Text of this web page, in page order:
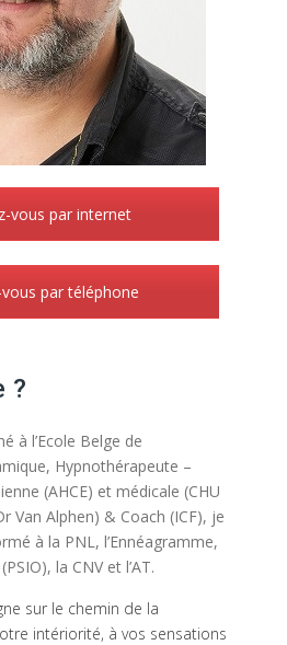
vous par internet
par téléphone
?
à l’Ecole Belge de
Hypnothérapeute –
(AHCE) et médicale (CHU
Van Alphen) & Coach (ICF), je
à la PNL, l’Ennéagramme,
la CNV et l’AT.
sur le chemin de la
intériorité, à vos sensations